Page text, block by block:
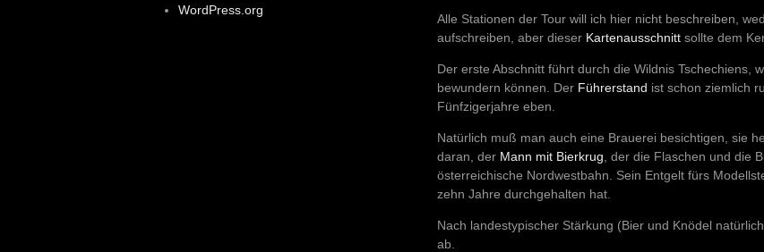
Alle Stationen der Tour will ich hier nicht beschreiben,
aufschreiben, aber dieser Kartenausschnitt sollte dem
Der erste Abschnitt führt durch die Wildnis Tschechiens,
bewundern können. Der Führerstand ist schon ziemlich
Fünfzigerjahre eben.
Natürlich muß man auch eine Brauerei besichtigen, sie
daran, der Mann mit Bierkrug , der die Flaschen und die
österreichische Nordwestbahn. Sein Entgelt fürs
zehn Jahre durchgehalten hat.
Nach landestypischer Stärkung (Bier und Knödel
ab.
WordPress.org